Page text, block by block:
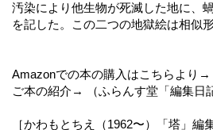
汚染により他生物が死滅した地に、
を記した。この二つの地獄絵は相似形
Amazonでの本の購入はこちらより→
ご本の紹介→ （ふらんす堂「編集日
［かわもとちえ（1962〜）「塔」編